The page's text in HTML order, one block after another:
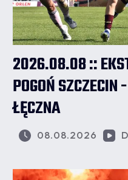
2026.08.08 ::
POGOŃ SZCZECIN
ŁĘCZNA
08.08.2026